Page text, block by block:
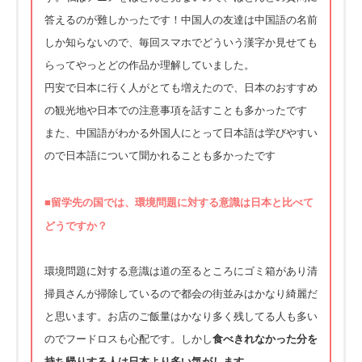
答えるのが難しかったです！中国人の友達は中国語の名前
しか知らないので、毎回スマホでどういう漢字か見せても
らってやっとどの作品か理解していました。
円安で日本に行く人がとても増えたので、日本のおすすめ
の観光地や日本での注意事項を話すことも多かったです
また、中国語がわかる外国人にとって日本語は学びやすい
ので日本語について聞かれることも多かったです
■留学先の国では、環境問題に対する意識は日本と比べて
どうですか？
環境問題に対する意識は道の至るところにゴミ箱があり清
掃員さんが掃除しているので都会の街並みはかなり綺麗だ
と思います。お店のご飯量はかなり多く残してる人も多い
のでフードロスも心配です。しかし食べきれなかった分を